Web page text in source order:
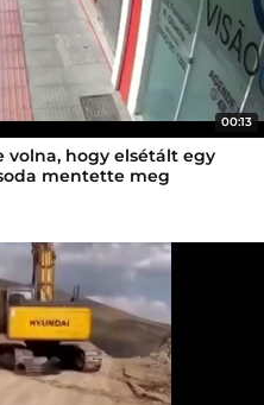
00:13
hogy elsétált egy
mentette meg